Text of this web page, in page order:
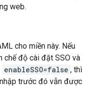
web.
cho miền này. Nếu
chế độ cài đặt SSO và
enableSSO=false , thì
trước đó vẫn được